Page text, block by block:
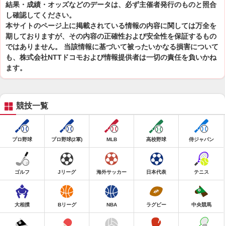
結果・成績・オッズなどのデータは、必ず主催者発行のものと照合
し確認してください。
本サイトのページ上に掲載されている情報の内容に関しては万全を
期しておりますが、その内容の正確性および安全性を保証するもの
ではありません。 当該情報に基づいて被ったいかなる損害について
も、株式会社NTTドコモおよび情報提供者は一切の責任を負いかね
ます。
競技一覧
プロ野球 プロ野球(2軍) MLB 高校野球 侍ジャパン
ゴルフ Jリーグ 海外サッカー 日本代表 テニス
大相撲 Bリーグ NBA ラグビー 中央競馬